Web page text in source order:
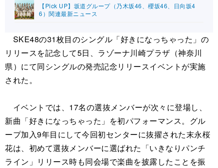
【Pick UP】坂道グループ（乃木坂46、櫻坂46、日向坂4
6）関連最新ニュース
SKE48の31枚目のシングル「好きになっちゃった」の
リリースを記念して5日、ラゾーナ川崎プラザ（神奈川
県）にて同シングルの発売記念リリースイベントが実施
された。
イベントでは、17名の選抜メンバーが次々に登場し、
新曲「好きになっちゃった」を初パフォーマンス。グル
ープ加入9年目にして今回初センターに抜擢された末永桜
花は、初めて選抜メンバーに選ばれた「いきなりパンチ
ライン」リリース時も同会場で楽曲を披露したことを振